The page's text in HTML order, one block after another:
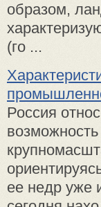
образом,
(го ...
Россия
ее недр уже